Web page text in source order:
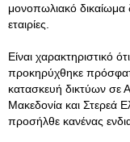
μονοπωλιακό δικαίωμα
εταιρίες.
Είναι χαρακτηριστικό
προκηρύχθηκε
κατασκευή δικτύων σε
Μακεδονία και Στερεά
προσήλθε κανένας